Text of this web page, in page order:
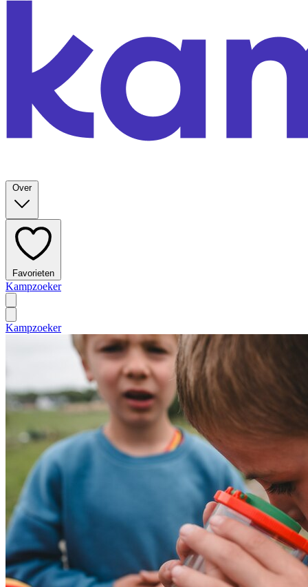
Over
Favorieten
Kampzoeker
Kampzoeker